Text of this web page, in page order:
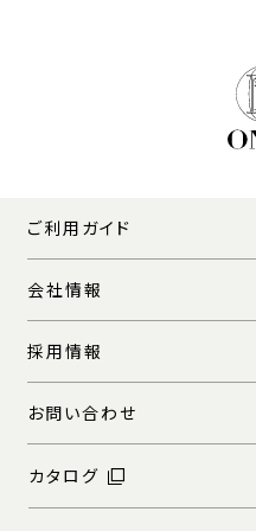
ご利用ガイド
会社情報
採用情報
お問い合わせ
カタログ